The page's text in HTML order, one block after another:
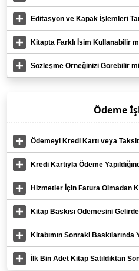
Editasyon ve Kapak İşlemleri
Kitapta Farklı İsim Kullanabilir
Sözleşme Örneğinizi Görebilir
Ödeme
Ödemeyi Kredi Kartı veya
Kredi Kartıyla Ödeme
Hizmetler İçin Fatura Olmadan
Kitap Baskısı Ödemesini
Kitabımın Sonraki
mi?
İlk Bin Adet Kitap Satıldıktan